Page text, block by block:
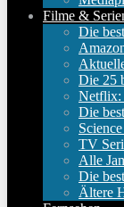
Filme &
Die
Die 25
Netflix:
Die
TV
Alle
Die
Ältere